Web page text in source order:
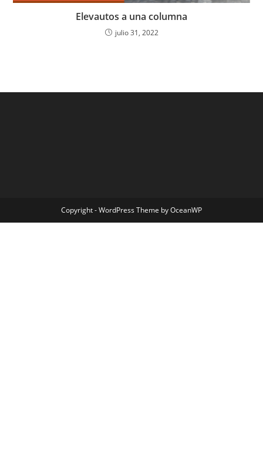
Elevautos a una columna
julio 31, 2022
Copyright - WordPress Theme by OceanWP